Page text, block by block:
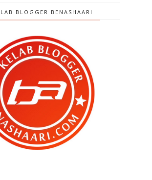
idea ? Event percuma ?
Selamat Hari Lahir ke 28 , BEN
ASHAARI !
Operasi memboroikan diri sebelum
harijadi !
ASHAARI di UTUSAN MALAYSIA
!
tersenyum riang tapi Qhaliff
menangis cemburu !
BLOGGER BENASHAARI